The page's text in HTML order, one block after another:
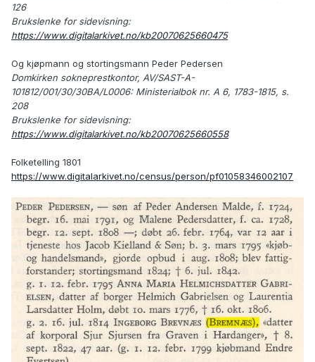
126
Brukslenke for sidevisning:
https://www.digitalarkivet.no/kb20070625660475
Og kjøpmann og stortingsmann Peder Pedersen
Domkirken sokneprestkontor, AV/SAST-A-
101812/001/30/30BA/L0006: Ministerialbok nr. A 6, 1783-1815, s.
208
Brukslenke for sidevisning:
https://www.digitalarkivet.no/kb20070625660558
Folketelling 1801
https://www.digitalarkivet.no/census/person/pf01058346002107